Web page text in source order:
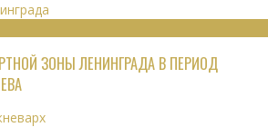
ЗОНЫ ЛЕНИНГРАДА В ПЕРИОД